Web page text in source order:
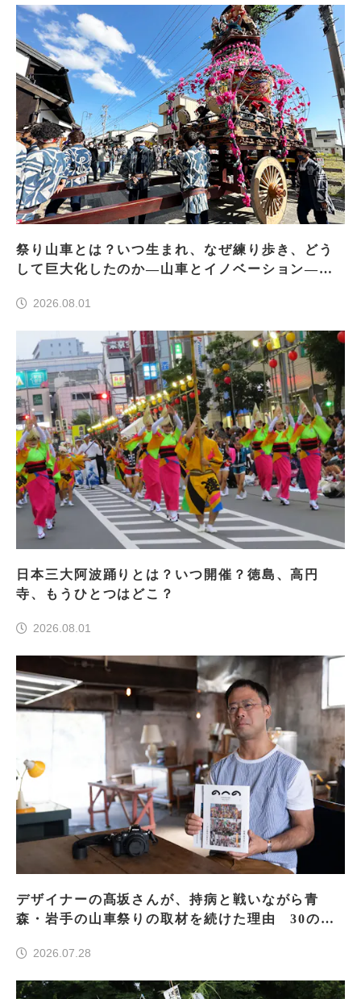
祭り山車とは？いつ生まれ、なぜ練り歩き、どう
して巨大化したのか―山車とイノベーション―＜
2026.08.01
日本三大阿波踊りとは？いつ開催？徳島、高円
寺、もうひとつはどこ？
2026.08.01
デザイナーの髙坂さんが、持病と戦いながら青
森・岩手の山車祭りの取材を続けた理由 30の山
2026.07.28